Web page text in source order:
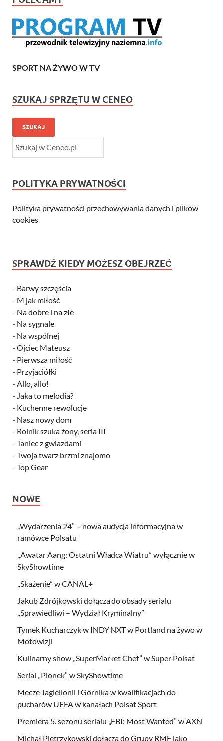
SPORT NA ŻYWO W TV
SZUKAJ SPRZĘTU W CENEO
SZUKAJ
POLITYKA PRYWATNOŚCI
Polityka prywatności przechowywania danych i plików
cookies
SPRAWDŹ KIEDY MOŻESZ OBEJRZEĆ
- Barwy szczęścia
- M jak miłość
- Na dobre i na złe
- Na sygnale
- Na wspólnej
- Ojciec Mateusz
- Pierwsza miłość
- Przyjaciółki
- Allo, allo!
- Jaka to melodia?
- Kuchenne rewolucje
- Nasz nowy dom
- Rolnik szuka żony, seria III
- Taniec z gwiazdami
- Twoja twarz brzmi znajomo
- Top Gear
NOWE
„Wydarzenia 24” – nowa audycja informacyjna w
ramówce Polsatu
„Awatar Aang: Ostatni Władca Wiatru” wyłącznie w
SkyShowtime
„Skażenie” w CANAL+
Jakub Zdrójkowski dołącza do obsady serialu
„Sprawiedliwi – Wydział Kryminalny”
Tymek Kucharczyk w INDY NXT w Portland na żywo w
Motowizji
Kulinarny show „SuperMarket Chef” w Super Polsat
Serial „Pionek” w SkyShowtime
Mecze Jagiellonii i Górnika w kwalifikacjach do
pucharów UEFA w kanałach Polsat Sport
Premiera 5. sezonu serialu „FBI: Most Wanted” w AXN
Michał Pietrzykowski dołącza do Grupy RMF jako